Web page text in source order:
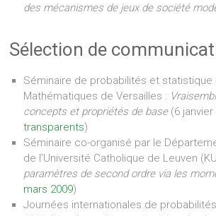
des mécanismes de jeux de société
Sélection de
Séminaire de probabilités et statistique
Mathématiques de Versailles :
concepts et propriétés de base(6 janvier
transparents)
Séminaire co-organisé par le
de l’Université Catholique de Leuven
paramètres de second ordre via les
mars 2009)
Journées internationales de